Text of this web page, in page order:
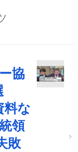
協
料な
領
敗